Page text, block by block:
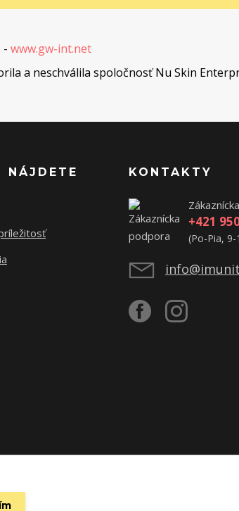
- www.gw-int.net
a neschválila spoločnosť Nu Skin
NÁJDETE KONTAKTY
+421
(Po-Pia, 9-
krasa.sk